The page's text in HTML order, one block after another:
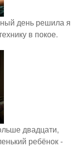
день решила я
в покое.
двадцати,
ребёнок -